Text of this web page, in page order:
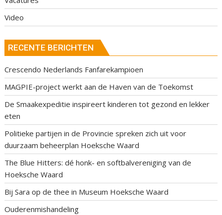
Video
RECENTE BERICHTEN
Crescendo Nederlands Fanfarekampioen
MAGPIE-project werkt aan de Haven van de Toekomst
De Smaakexpeditie inspireert kinderen tot gezond en lekker
eten
Politieke partijen in de Provincie spreken zich uit voor
duurzaam beheerplan Hoeksche Waard
The Blue Hitters: dé honk- en softbalvereniging van de
Hoeksche Waard
Bij Sara op de thee in Museum Hoeksche Waard
Ouderenmishandeling